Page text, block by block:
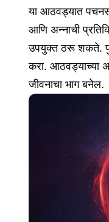
या आठवड्यात
आणि अन्नाची
उपयुक्त ठरू शकते.
करा. आठवड्याच्या
जीवनाचा भाग बनेल.